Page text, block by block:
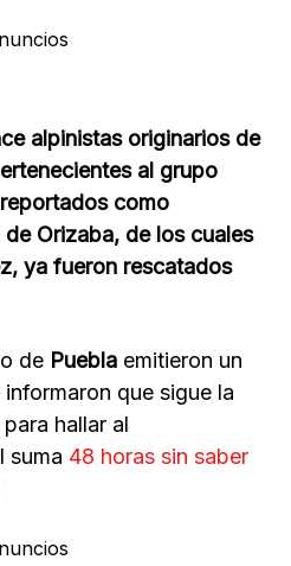
alpinistas originarios de
al grupo
como
Orizaba, de los cuales
ya fueron rescatados
de Puebla emitieron un
que sigue la
hallar al
suma 48 horas sin saber